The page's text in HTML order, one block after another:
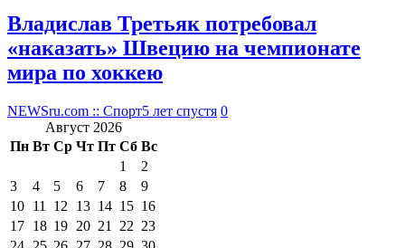
Владислав Третьяк потребовал
«наказать» Швецию на чемпионате
мира по хоккею
NEWSru.com :: Спорт5 лет спустя 0
Август 2026
Пн Вт Ср Чт Пт Сб Вс
1
2
3
4 5 6 7 8
9
10 11 12 13 14 15 16
17 18 19 20 21 22 23